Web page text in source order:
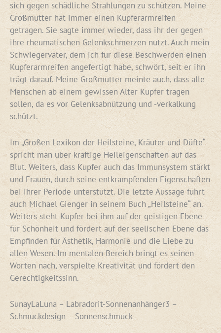
sich gegen schädliche Strahlungen zu schützen. Meine
Großmutter hat immer einen Kupferarmreifen
getragen. Sie sagte immer wieder, dass ihr der gegen
ihre rheumatischen Gelenkschmerzen nutzt. Auch mein
Schwiegervater, dem ich für diese Beschwerden einen
Kupferarmreifen angefertigt habe, schwört, seit er ihn
trägt darauf. Meine Großmutter meinte auch, dass alle
Menschen ab einem gewissen Alter Kupfer tragen
sollen, da es vor Gelenksabnützung und -verkalkung
schützt.
Im „Großen Lexikon der Heilsteine, Kräuter und Düfte“
spricht man über kräftige Heileigenschaften auf das
Blut. Weiters, dass Kupfer auch das Immunsystem stärkt
und Frauen, durch seine entkrampfenden Eigenschaften
bei ihrer Periode unterstützt. Die letzte Aussage führt
auch Michael Gienger in seinem Buch „Heilsteine“ an.
Weiters steht Kupfer bei ihm auf der geistigen Ebene
für Schönheit und fördert auf der seelischen Ebene das
Empfinden für Ästhetik, Harmonie und die Liebe zu
allen Wesen. Im mentalen Bereich bringt es seinen
Worten nach, verspielte Kreativität und fördert den
Gerechtigkeitssinn.
SunayLaLuna – Labradorit-Sonnenanhänger3 –
Schmuckdesign – Sonnenschmuck